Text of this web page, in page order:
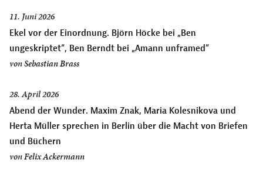
11. Juni 2026
Ekel vor der Einordnung. Björn Höcke bei „Ben
ungeskriptet“, Ben Berndt bei „Amann unframed“
vonSebastian Brass
28. April 2026
Abend der Wunder. Maxim Znak, Maria Kolesnikova und
Herta Müller sprechen in Berlin über die Macht von Briefen
und Büchern
vonFelix Ackermann